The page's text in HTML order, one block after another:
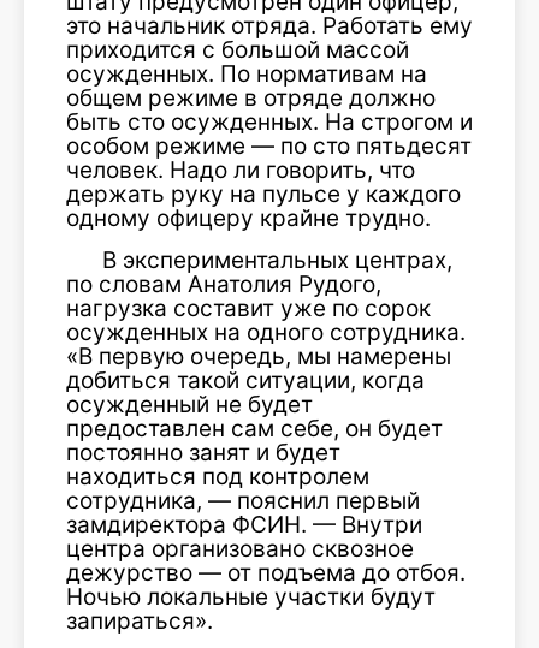
это начальник отряда. Работать ему
приходится с большой массой
осужденных. По нормативам на
общем режиме в отряде должно
быть сто осужденных. На строгом и
особом режиме — по сто пятьдесят
человек. Надо ли говорить, что
держать руку на пульсе у каждого
одному офицеру крайне трудно.
В экспериментальных центрах,
по словам Анатолия Рудого,
нагрузка составит уже по сорок
осужденных на одного сотрудника.
«В первую очередь, мы намерены
добиться такой ситуации, когда
осужденный не будет
предоставлен сам себе, он будет
постоянно занят и будет
находиться под контролем
сотрудника, — пояснил первый
замдиректора ФСИН. — Внутри
центра организовано сквозное
дежурство — от подъема до отбоя.
Ночью локальные участки будут
запираться».